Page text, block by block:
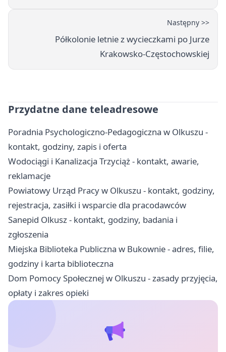
Następny >>
Półkolonie letnie z wycieczkami po Jurze
Krakowsko-Częstochowskiej
Przydatne dane teleadresowe
Poradnia Psychologiczno-Pedagogiczna w Olkuszu -
kontakt, godziny, zapis i oferta
Wodociągi i Kanalizacja Trzyciąż - kontakt, awarie,
reklamacje
Powiatowy Urząd Pracy w Olkuszu - kontakt, godziny,
rejestracja, zasiłki i wsparcie dla pracodawców
Sanepid Olkusz - kontakt, godziny, badania i
zgłoszenia
Miejska Biblioteka Publiczna w Bukownie - adres, filie,
godziny i karta biblioteczna
Dom Pomocy Społecznej w Olkuszu - zasady przyjęcia,
opłaty i zakres opieki